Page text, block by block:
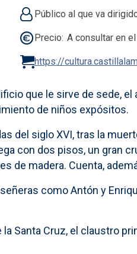
Público al que va
Precio A consultar en
https://
que le sirve de sede,
de niños expósitos.
del siglo XVI, tras la
con dos pisos, un gran
de madera. Cuenta,
como Antón y
Santa Cruz, el claustro